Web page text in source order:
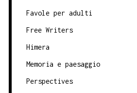
Favole per adulti
Free Writers
Himera
Memoria e paesaggio
Perspectives